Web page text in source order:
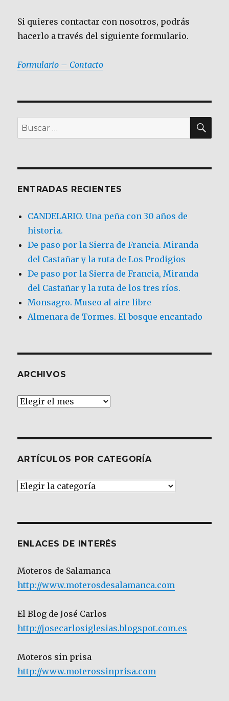
Si quieres contactar con nosotros, podrás
hacerlo a través del siguiente formulario.
Formulario – Contacto
Buscar
por:
ENTRADAS RECIENTES
CANDELARIO. Una peña con 30 años de
historia.
De paso por la Sierra de Francia. Miranda
del Castañar y la ruta de Los Prodigios
De paso por la Sierra de Francia, Miranda
del Castañar y la ruta de los tres ríos.
Monsagro. Museo al aire libre
Almenara de Tormes. El bosque encantado
ARCHIVOS
Archivos
ARTÍCULOS POR CATEGORÍA
Artículos
ENLACES DE INTERÉS
Moteros de Salamanca
http://www.moterosdesalamanca.com
El Blog de José Carlos
http://josecarlosiglesias.blogspot.com.es
Moteros sin prisa
http://www.moterossinprisa.com